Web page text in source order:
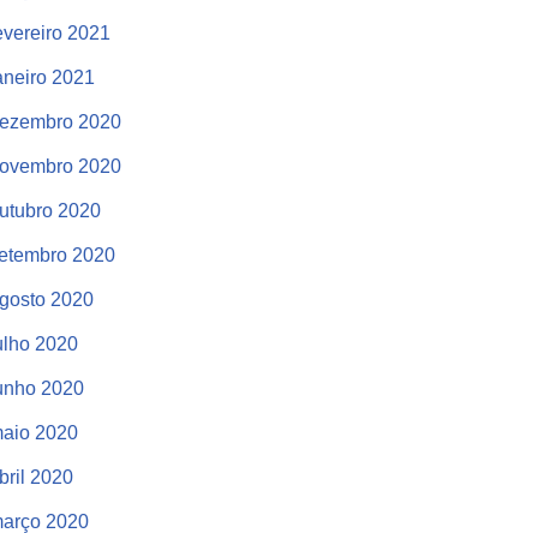
2021
2021
2020
2020
2020
2020
2020
2020
2020
2020
2020
2020